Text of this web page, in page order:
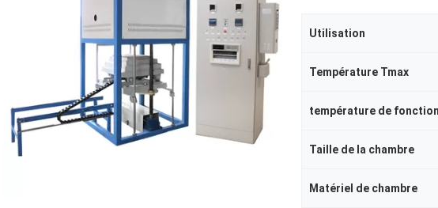
Utilisation
Température Tmax
Taille de la chambre
Matériel de chambre